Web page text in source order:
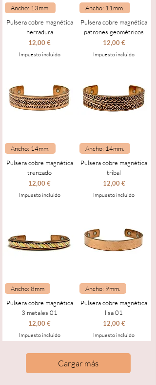
Ancho: 13mm.
Pulsera cobre magnética
herradura
Precio
12,00 €
Impuesto incluido
Ancho: 11mm.
Pulsera cobre magnética
patrones geométricos
Precio
12,00 €
Impuesto incluido
Ancho: 14mm.
Pulsera cobre magnética
trenzado
Precio
12,00 €
Impuesto incluido
Ancho: 14mm.
Pulsera cobre magnética
tribal
Precio
12,00 €
Impuesto incluido
Ancho: 8mm
Pulsera cobre magnética
3 metales 01
Precio
12,00 €
Impuesto incluido
Ancho: 9mm.
Pulsera cobre magnética
lisa 01
Precio
12,00 €
Impuesto incluido
Cargar más